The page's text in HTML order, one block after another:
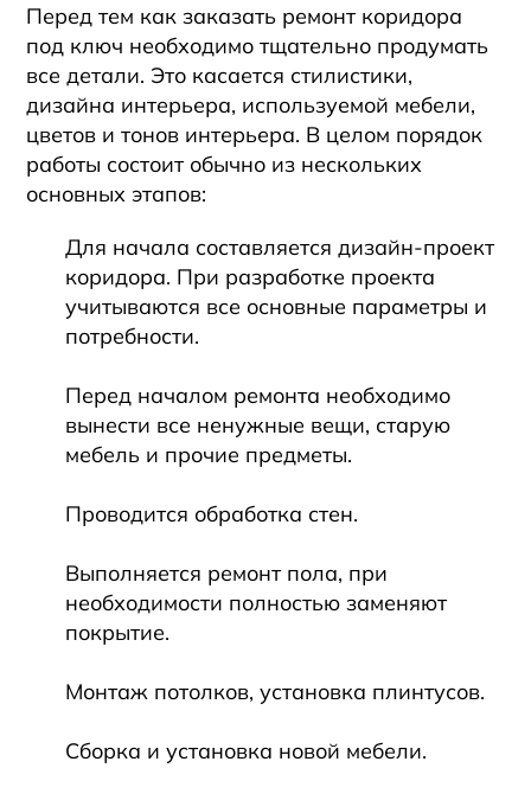
Перед тем как заказать ремонт коридора
под ключ необходимо тщательно продумать
все детали. Это касается стилистики,
дизайна интерьера, используемой мебели,
цветов и тонов интерьера. В целом порядок
работы состоит обычно из нескольких
основных этапов:
Для начала составляется дизайн-проект
коридора. При разработке проекта
учитываются все основные параметры и
потребности.
Перед началом ремонта необходимо
вынести все ненужные вещи, старую
мебель и прочие предметы.
Проводится обработка стен.
Выполняется ремонт пола, при
необходимости полностью заменяют
покрытие.
Монтаж потолков, установка плинтусов.
Сборка и установка новой мебели.